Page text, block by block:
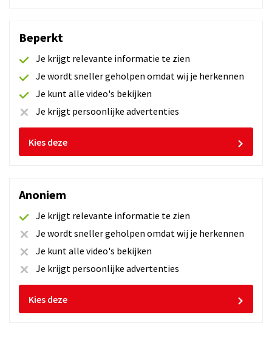
Beperkt
Je krijgt relevante informatie te zien
Je wordt sneller geholpen omdat wij je herkennen
Je kunt alle video's bekijken
Je krijgt persoonlijke advertenties
Kies deze
Anoniem
Je krijgt relevante informatie te zien
Je wordt sneller geholpen omdat wij je herkennen
Je kunt alle video's bekijken
Je krijgt persoonlijke advertenties
Kies deze
Emiel op 24-06-2026
Jay op 24-06-2026
Toon meer ervaringen
Schrijf je in voor het opleidingsplan: